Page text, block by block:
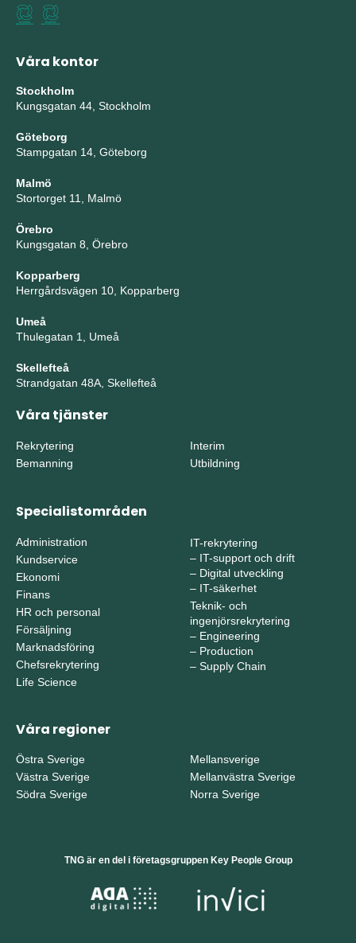
Våra kontor
Stockholm
Kungsgatan 44, Stockholm
Göteborg
Stampgatan 14, Göteborg
Malmö
Stortorget 11, Malmö
Örebro
Kungsgatan 8, Örebro
Kopparberg
Herrgårdsvägen 10, Kopparberg
Umeå
Thulegatan 1, Umeå
Skellefteå
Strandgatan 48A, Skellefteå
Våra tjänster
Rekrytering
Bemanning
Interim
Utbildning
Specialistområden
Administration
Kundservice
Ekonomi
Finans
HR och personal
Försäljning
Marknadsföring
Chefsrekrytering
Life Science
IT-rekrytering
– IT-support och drift
– Digital utveckling
– IT-säkerhet
Teknik- och
ingenjörsrekrytering
– Engineering
– Production
– Supply Chain
Våra regioner
Östra Sverige
Västra Sverige
Södra Sverige
Mellansverige
Mellanvästra Sverige
Norra Sverige
TNG är en del i företagsgruppen Key People Group